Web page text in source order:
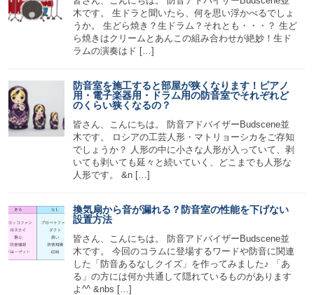
木です。 生ドラと聞いたら、何を思い浮かべるでしょ
うか。 生どら焼き？生ドラム？それとも・・・？ 生ど
ら焼きはクリームとあんこの組み合わせが絶妙！生ド
ラムの演奏はド […]
防音室を施工すると部屋が狭くなります！ピアノ
用・電子楽器用・ドラム用の防音室でそれぞれど
のくらい狭くなるの？
皆さん、こんにちは。 防音アドバイザーBudscene並
木です。 ロシアの工芸人形・マトリョーシカをご存知
でしょうか？ 人形の中に小さな人形が入っていて、剥
いても剥いても延々と続いていく、どこまでも人形な
人形です。 &n […]
換気扇から音が漏れる？防音室の性能を下げない
設置方法
皆さん、こんにちは。 防音アドバイザーBudscene並
木です。 今回のコラムに登場するワードや防音に関連
した「防音あるなしクイズ」を作ってみました♪ 「あ
る」の方には何か共通して隠れているものがあります
よ^^ &nbs […]